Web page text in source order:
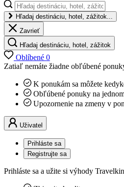
Hľadaj destináciu, hotel, zážitok...
Zavrieť
Hľadaj destináciu, hotel, zážitok
Oblíbené 0
Zatiaľ nemáte žiadne obľúbené
K ponukám sa môžete
Obľúbené ponuky na
Upozornenie na zmeny v
Uživatel
Prihláste sa
Registrujte sa
Prihláste sa a užite si výhody